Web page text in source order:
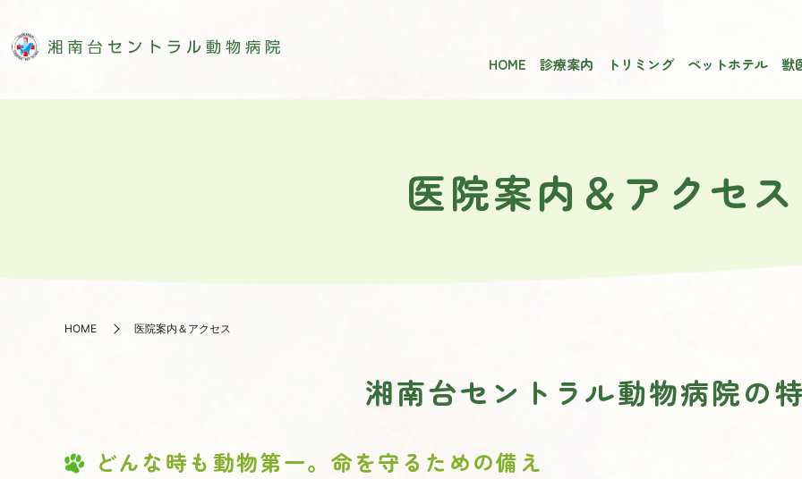
HOME 診療案内 トリミング ペットホテル 獣
医院案内＆アクセス
HOME 医院案内＆アクセス
湘南台セントラル動物病院の
どんな時も動物第一。命を守るための備え